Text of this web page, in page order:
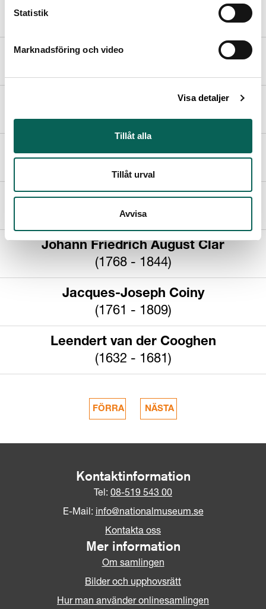
Statistik
Marknadsföring och video
Visa detaljer
Tillåt alla
Tillåt urval
Avvisa
Hermann Carmiencke
Giulio Carpioni
(1613 - 1678)
Théophile Chauvel
(1831 - 1909)
Johann Friedrich August Clar
(1768 - 1844)
Jacques-Joseph Coiny
(1761 - 1809)
Leendert van der Cooghen
(1632 - 1681)
Kontaktinformation
Tel: 08-519 543 00
E-Mail: info@nationalmuseum.se
Kontakta oss
Mer information
Om samlingen
Bilder och upphovsrätt
Hur man använder onlinesamlingen